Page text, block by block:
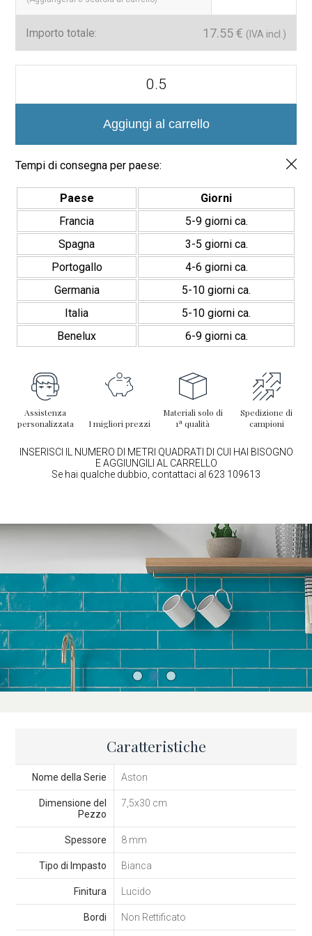
esigenze decorative.
Acquista Online con Spedizione Rapida
nostra vasta gamma di finiture.
Importo totale: 17.55 € (IVA incl.)
Aggiungi al carrello
Tempi di consegna per paese:
Paese
Giorni
Francia
5-9 giorni ca.
Spagna
3-5 giorni ca.
Portogallo
4-6 giorni ca.
Germania
5-10 giorni ca.
Italia
5-10 giorni ca.
Benelux
6-9 giorni ca.
Assistenza
personalizzata
I migliori prezzi
Materiali solo di
1ª qualità
Spedizione di
campioni
INSERISCI IL NUMERO DI METRI QUADRATI DI CUI HAI BISOGNO
E AGGIUNGILI AL CARRELLO
Se hai qualche dubbio, contattaci al 623 109613
Caratteristiche
Nome della Serie Aston
Dimensione del
Pezzo
7,5x30 cm
Spessore 8 mm
Tipo di Impasto Bianca
Finitura Lucido
Bordi Non Rettificato